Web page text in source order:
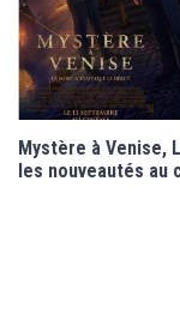
Mystère à Venise,
les nouveautés au